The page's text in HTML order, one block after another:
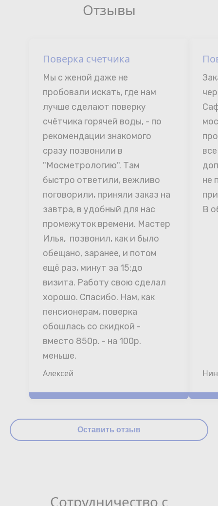
Отзывы
Поверка счетчика
Мы с женой даже не
пробовали искать, где нам
лучше сделают поверку
счётчика горячей воды, - по
рекомендации знакомого
сразу позвонили в
"Мосметрологию". Там
быстро ответили, вежливо
поговорили, приняли заказ на
завтра, в удобный для нас
промежуток времени. Мастер
Илья,  позвонил, как и было
обещано, заранее, и потом
ещё раз, минут за 15:до
визита. Работу свою сделал
хорошо. Спасибо. Нам, как
пенсионерам, поверка
обошлась со скидкой -
вместо 850р. - на 100р.
меньше.
Алексей
не
В
Оставить отзыв
Сотрудничество с